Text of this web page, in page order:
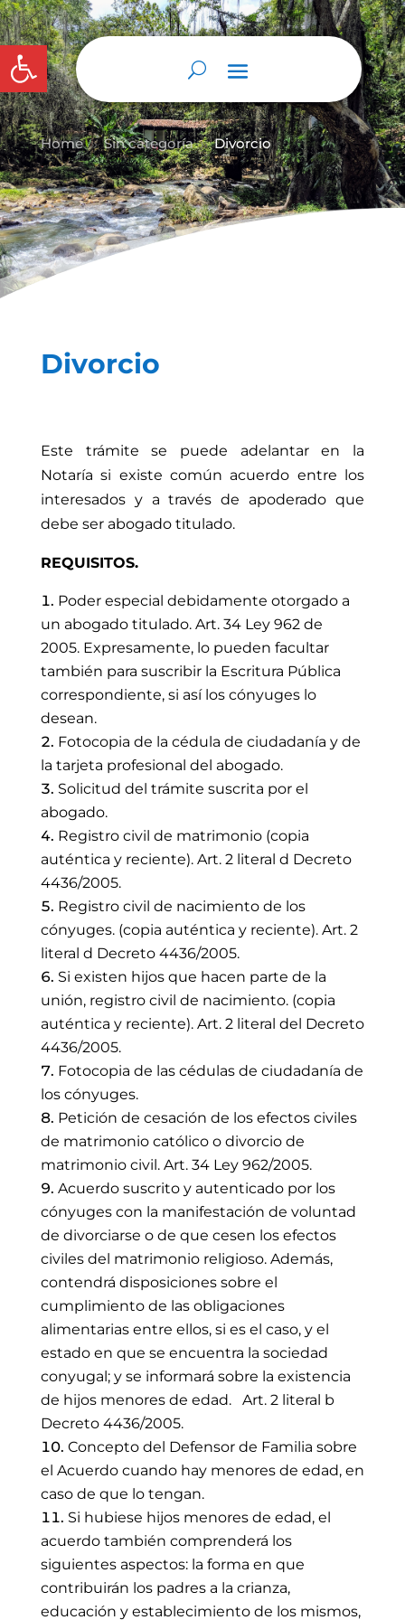
Abrir barra de herramientas
Home 9 Sin categoría 9 Divorcio
Divorcio
Este trámite se puede adelantar en la
Notaría si existe común acuerdo entre los
interesados y a través de apoderado que
debe ser abogado titulado.
REQUISITOS.
Poder especial debidamente otorgado a
un abogado titulado. Art. 34 Ley 962 de
2005. Expresamente, lo pueden facultar
también para suscribir la Escritura Pública
correspondiente, si así los cónyuges lo
desean.
Fotocopia de la cédula de ciudadanía y de
la tarjeta profesional del abogado.
Solicitud del trámite suscrita por el
abogado.
Registro civil de matrimonio (copia
auténtica y reciente). Art. 2 literal d Decreto
4436/2005.
Registro civil de nacimiento de los
cónyuges. (copia auténtica y reciente). Art. 2
literal d Decreto 4436/2005.
Si existen hijos que hacen parte de la
unión, registro civil de nacimiento. (copia
auténtica y reciente). Art. 2 literal del Decreto
4436/2005.
Fotocopia de las cédulas de ciudadanía de
los cónyuges.
Petición de cesación de los efectos civiles
de matrimonio católico o divorcio de
matrimonio civil. Art. 34 Ley 962/2005.
Acuerdo suscrito y autenticado por los
cónyuges con la manifestación de voluntad
de divorciarse o de que cesen los efectos
civiles del matrimonio religioso. Además,
contendrá disposiciones sobre el
cumplimiento de las obligaciones
alimentarias entre ellos, si es el caso, y el
estado en que se encuentra la sociedad
conyugal; y se informará sobre la existencia
de hijos menores de edad. Art. 2 literal b
Decreto 4436/2005.
Concepto del Defensor de Familia sobre
el Acuerdo cuando hay menores de edad, en
caso de que lo tengan.
Si hubiese hijos menores de edad, el
acuerdo también comprenderá los
siguientes aspectos: la forma en que
contribuirán los padres a la crianza,
educación y establecimiento de los mismos,